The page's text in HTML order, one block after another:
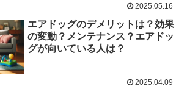
2025.05.16
エアドッグのデメリットは？効果
の変動？メンテナンス？エアドッ
グが向いている人は？
2025.04.09